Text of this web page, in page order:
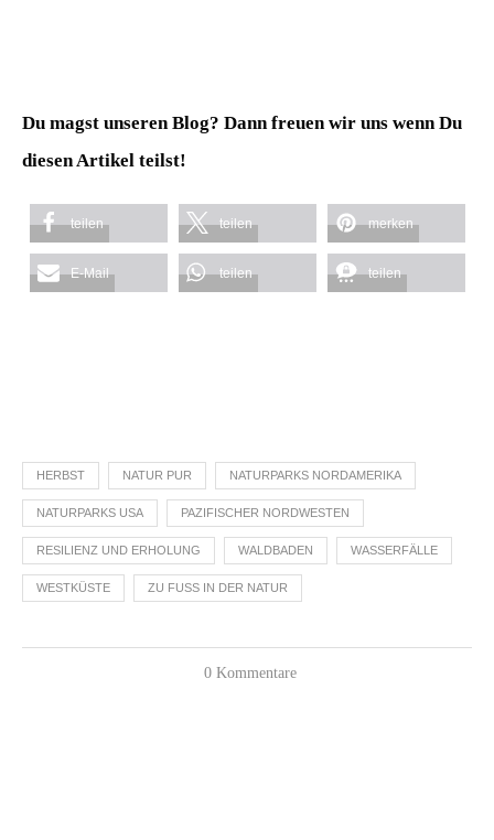
Du magst unseren Blog? Dann freuen wir uns wenn Du
diesen Artikel teilst!
teilen teilen merken
E-Mail teilen teilen
HERBST NATUR PUR NATURPARKS NORDAMERIKA
NATURPARKS USA PAZIFISCHER NORDWESTEN
RESILIENZ UND ERHOLUNG WALDBADEN WASSERFÄLLE
WESTKÜSTE ZU FUSS IN DER NATUR
0 Kommentare